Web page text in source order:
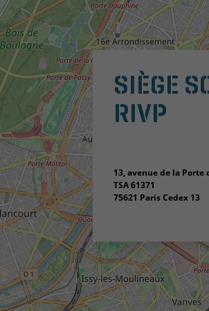
SIÈGE
RIVP
13, avenue de la Porte
TSA 61371
75621 Paris Cedex 13